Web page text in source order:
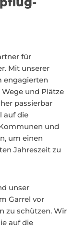
für
Mit unserer
engagierten
Wege und Plätze
passierbar
auf die
und
um einen
Jahreszeit zu
unser
Garrel vor
zu schützen. Wir
auf die